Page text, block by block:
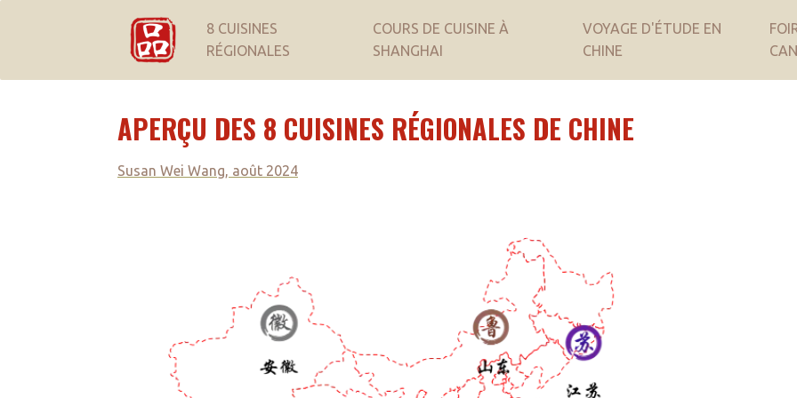
8 CUISINES
RÉGIONALES
COURS DE CUISINE À
SHANGHAI
VOYAGE D'ÉTUDE EN
CHINE
APERÇU DES 8 CUISINES RÉGIONALES DE CHINE
Susan Wei Wang, août 2024